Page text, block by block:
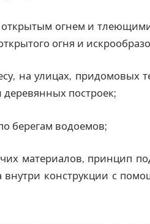
открытым огнем и
огня и
на улицах, придомовых
деревянных построек;
берегам водоемов;
материалов, принцип
внутри конструкции с